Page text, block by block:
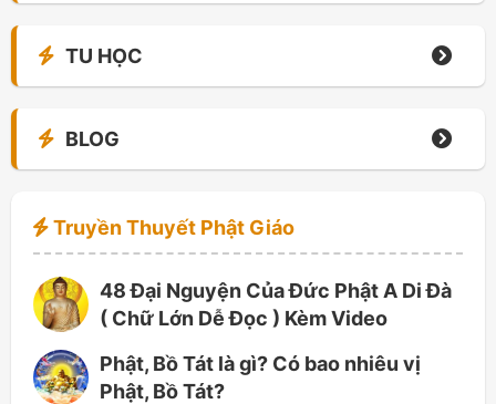
TU HỌC
BLOG
Truyền Thuyết Phật Giáo
48 Đại Nguyện Của Đức Phật A Di Đà
( Chữ Lớn Dễ Đọc ) Kèm Video
Phật, Bồ Tát là gì? Có bao nhiêu vị
Phật, Bồ Tát?